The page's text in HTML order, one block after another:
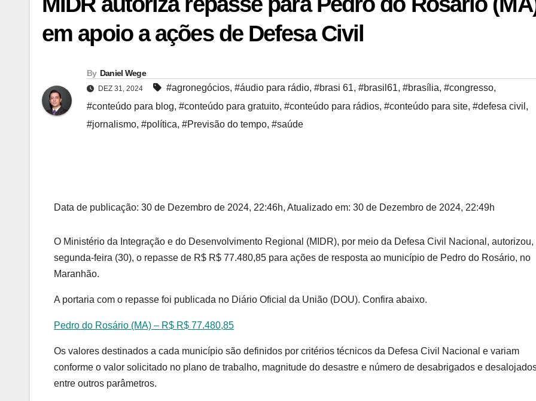
em apoio a ações de Defesa Civil
By Daniel Wege
DEZ 31, 2024 #agronegócios, #áudio para rádio, #brasi 61, #brasil61, #brasília, #congresso,
#conteúdo para blog, #conteúdo para gratuito, #conteúdo para rádios, #conteúdo para site, #defesa civil ,
#jornalismo, #política, #Previsão do tempo, #saúde
Data de publicação: 30 de Dezembro de 2024, 22:46h, Atualizado em: 30 de Dezembro de 2024, 22:49h
O Ministério da Integração e do Desenvolvimento Regional (MIDR), por meio da Defesa Civil Nacional, autorizou,
segunda-feira (30), o repasse de R$ R$ 77.480,85 para ações de resposta ao município de Pedro do Rosário, no
Maranhão.
A portaria com o repasse foi publicada no Diário Oficial da União (DOU). Confira abaixo.
Pedro do Rosário (MA) – R$ R$ 77.480,85
Os valores destinados a cada município são definidos por critérios técnicos da Defesa Civil Nacional e variam
conforme o valor solicitado no plano de trabalho, magnitude do desastre e número de desabrigados e
entre outros parâmetros.